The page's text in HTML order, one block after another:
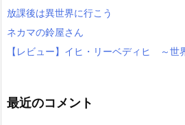
放課後は異世界に行こう
ネカマの鈴屋さん
【レビュー】イヒ・リーベディヒ ～世
最近のコメント